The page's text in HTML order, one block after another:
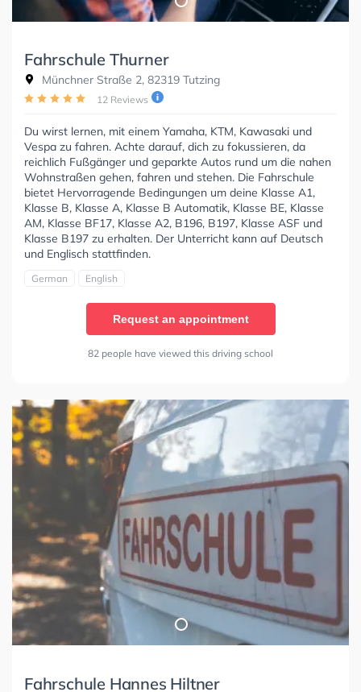
Fahrschule Thurner
Münchner Straße 2, 82319 Tutzing
12 Reviews
Du wirst lernen, mit einem Yamaha, KTM, Kawasaki und
Vespa zu fahren. Achte darauf, dich zu fokussieren, da
reichlich Fußgänger und geparkte Autos rund um die nahen
Wohnstraßen gehen, fahren und stehen. Die Fahrschule
bietet Hervorragende Bedingungen um deine Klasse A1,
Klasse B, Klasse A, Klasse B Automatik, Klasse BE, Klasse
AM, Klasse BF17, Klasse A2, B196, B197, Klasse ASF und
Klasse B197 zu erhalten. Der Unterricht kann auf Deutsch
und Englisch stattfinden.
German English
Request an appointment
82 people have viewed this driving school
Fahrschule Hannes Hiltner